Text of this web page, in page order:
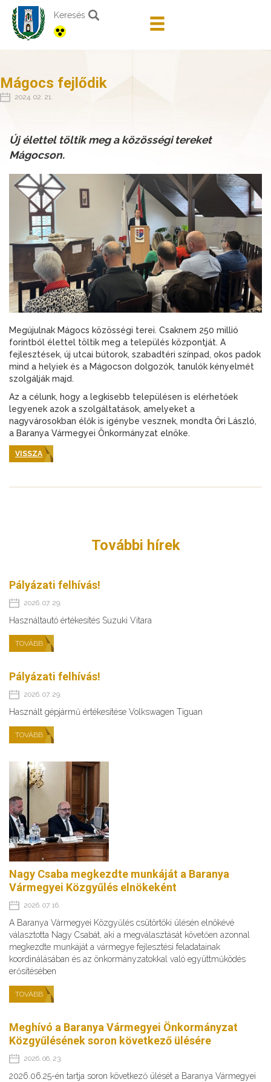
Keresés
Mágocs fejlődik
2024. 02. 21.
Új élettel töltik meg a közösségi tereket
Mágocson.
Megújulnak Mágocs közösségi terei. Csaknem 250 millió
forintból élettel töltik meg a település központját. A
fejlesztések, új utcai bútorok, szabadtéri színpad, okos padok
mind a helyiek és a Mágocson dolgozók, tanulók kényelmét
szolgálják majd.
Az a célunk, hogy a legkisebb településen is elérhetőek
legyenek azok a szolgáltatások, amelyeket a
nagyvárosokban élők is igénybe vesznek, mondta Őri László,
a Baranya Vármegyei Önkormányzat elnöke.
VISSZA
További hírek
Pályázati felhívás!
2026. 07. 29.
Használtautó értékesítés Suzuki Vitara
TOVÁBB
Pályázati felhívás!
2026. 07. 29.
Használt gépjármű értékesítése Volkswagen Tiguan
TOVÁBB
Nagy Csaba megkezdte munkáját a Baranya
Vármegyei Közgyűlés elnökeként
2026. 07. 16.
A Baranya Vármegyei Közgyűlés csütörtöki ülésén elnökévé
választotta Nagy Csabát, aki a megválasztását követően azonnal
megkezdte munkáját a vármegye fejlesztési feladatainak
koordinálásában és az önkormányzatokkal való együttműködés
erősítésében
TOVÁBB
Meghívó a Baranya Vármegyei Önkormányzat
Közgyűlésének soron következő ülésére
2026. 06. 23.
2026.06.25-én tartja soron következő ülését a Baranya Vármegyei